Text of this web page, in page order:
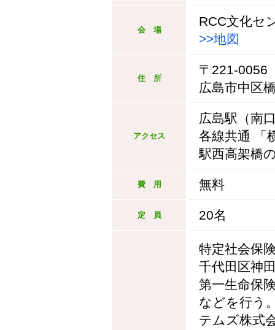
会 場
RCC文化セ
>>地図
住 所
〒221-0056
広島市中区
アクセス
広島駅（南
各線共通 「
駅西高架橋
費 用 無料
定 員 20名
特定社会保
千代田区神
第一生命保
などを行う
テムズ株式